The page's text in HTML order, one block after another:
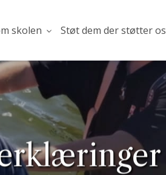
skolen Støt dem der støtter os